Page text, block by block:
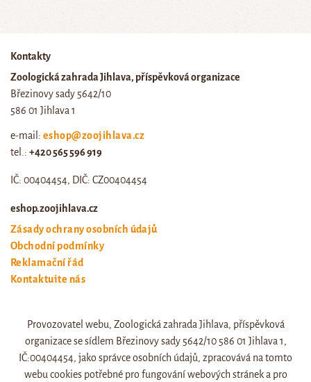
Kontakty
Zoologická zahrada Jihlava, příspěvková organizace
Březinovy sady 5642/10
586 01 Jihlava 1
e-mail: eshop@zoojihlava.cz
tel.: +420 565 596 919
IČ: 00404454, DIČ: CZ00404454
eshop.zoojihlava.cz
Zásady ochrany osobních údajů
Obchodní podmínky
Reklamační řád
Kontaktujte nás
Web zoo jihlava
Otevírací doba a ceník
Provozovatel webu, Zoologická zahrada Jihlava, příspěvková
organizace se sídlem Březinovy sady 5642/10 586 01 Jihlava 1,
IČ:00404454, jako správce osobních údajů, zpracovává na tomto
webu cookies potřebné pro fungování webových stránek a pro